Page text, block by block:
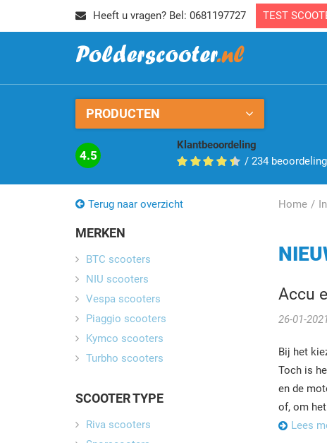
Heeft u vragen? Bel: 0681197727 TEST
PRODUCTEN
4.5
Klantbeoordeling
/ 234
Terug naar overzicht Home
Accu
26-01-
Bij het
Toch is
en de
of, om
Lees
MERKEN
BTC scooters
NIU scooters
Vespa scooters
Piaggio scooters
Kymco scooters
Turbho scooters
SCOOTER TYPE
Riva scooters